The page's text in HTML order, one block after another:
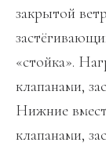
закрытой
«стойка».
клапанами,
Нижние
клапанами,